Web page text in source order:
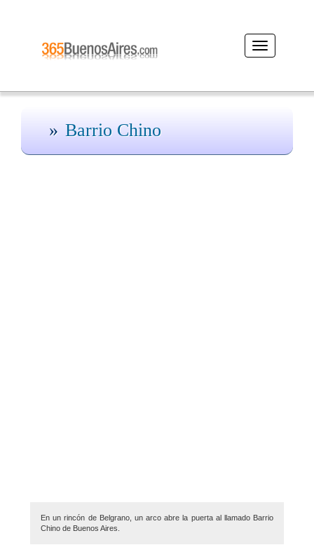
Desplegar
navegación
Barrio Chino
En un rincón de Belgrano, un arco abre la puerta al llamado Barrio
Chino de Buenos Aires.